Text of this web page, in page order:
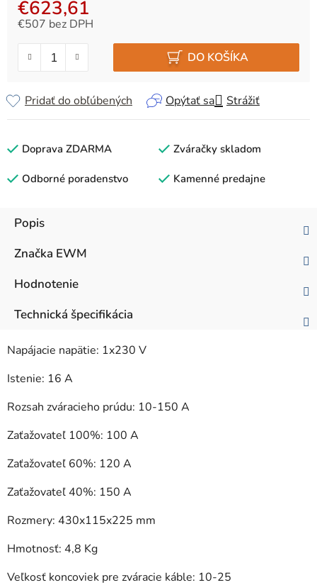
€623,61
€507 bez DPH
DO KOŠÍKA
Opýtať sa Strážiť
Pridať do obľúbených
Doprava ZDARMA Zváračky skladom
Odborné poradenstvo Kamenné predajne
Popis
Značka EWM
Hodnotenie
Technická špecifikácia
Napájacie napätie: 1x230 V
Istenie: 16 A
Rozsah zváracieho prúdu: 10-150 A
Zaťažovateľ 100%: 100 A
Zaťažovateľ 60%: 120 A
Zaťažovateľ 40%: 150 A
Rozmery: 430x115x225 mm
Hmotnosť: 4,8 Kg
Veľkosť koncoviek pre zváracie káble: 10-25